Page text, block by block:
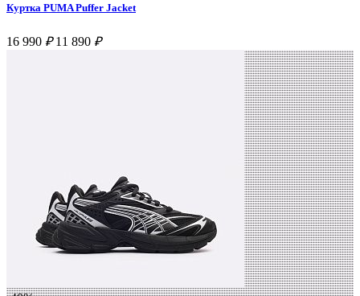
Куртка PUMA Puffer Jacket
16 990 ₽ 11 890 ₽